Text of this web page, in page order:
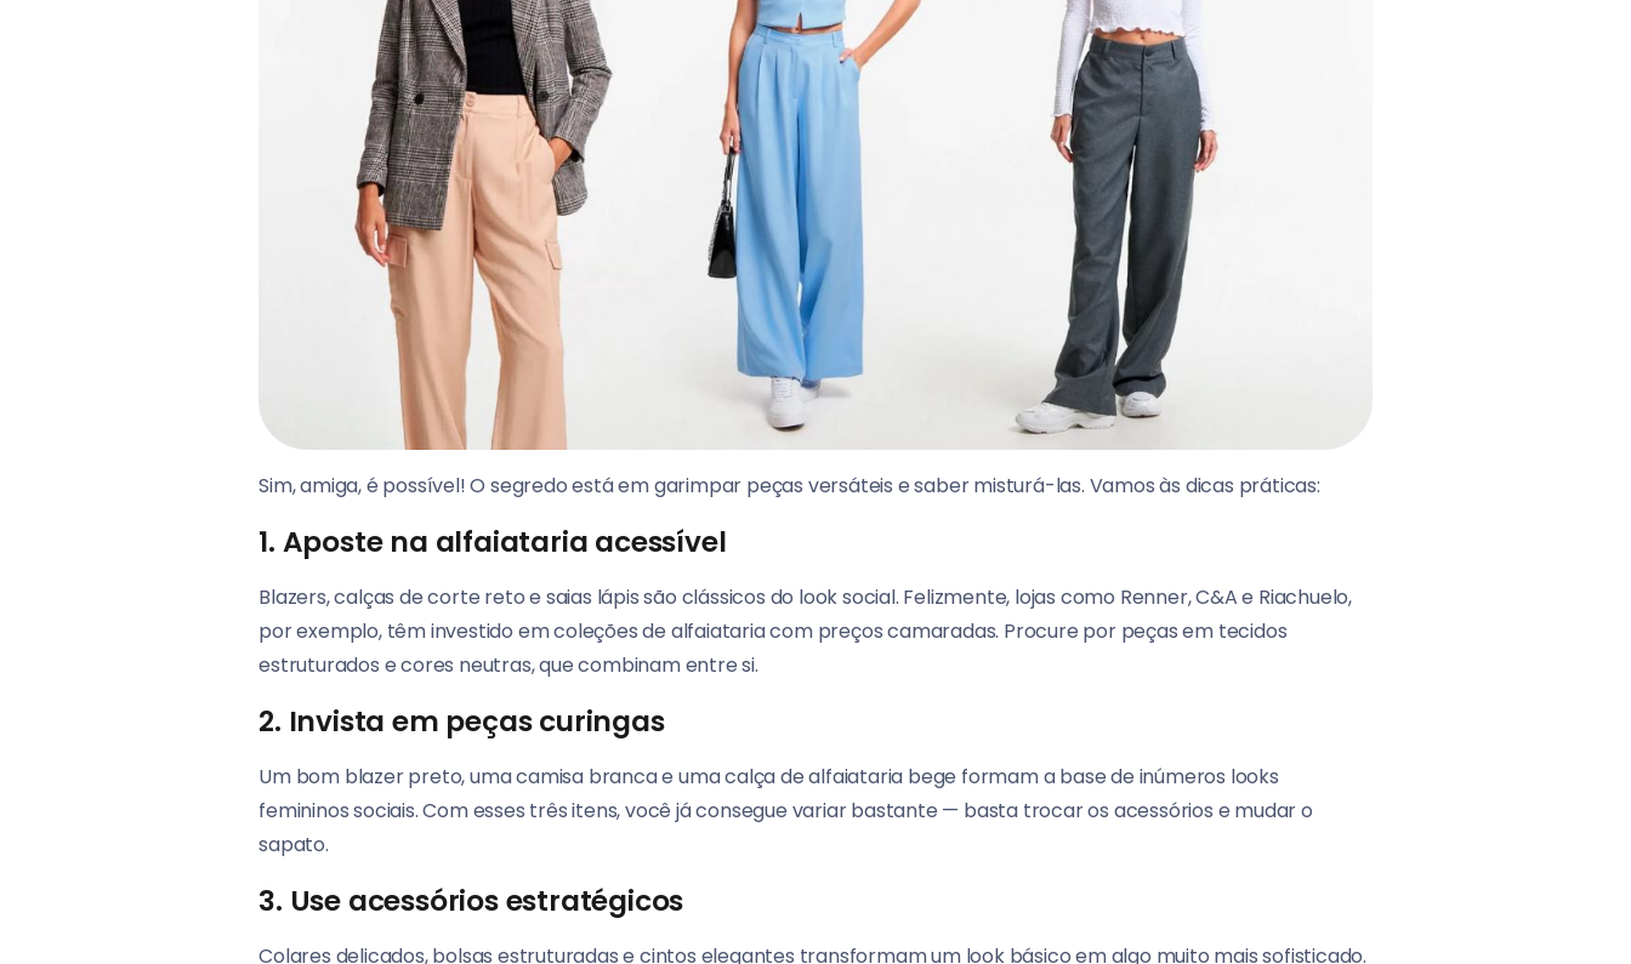
Sim, amiga, é possível! O segredo está em garimpar peças versáteis e saber misturá-las. Vamos às dicas práticas:
1. Aposte na alfaiataria acessível
Blazers, calças de corte reto e saias lápis são clássicos do look social. Felizmente, lojas como Renner, C&A e Riachuelo,
por exemplo, têm investido em coleções de alfaiataria com preços camaradas. Procure por peças em tecidos
estruturados e cores neutras, que combinam entre si.
2. Invista em peças curingas
Um bom blazer preto, uma camisa branca e uma calça de alfaiataria bege formam a base de inúmeros looks
femininos sociais. Com esses três itens, você já consegue variar bastante — basta trocar os acessórios e mudar o
sapato.
3. Use acessórios estratégicos
Colares delicados, bolsas estruturadas e cintos elegantes transformam um look básico em algo muito mais sofisticado.